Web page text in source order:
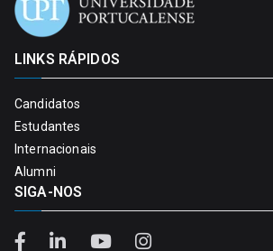
LINKS RÁPIDOS
Candidatos
Estudantes
Internacionais
Alumni
SIGA-NOS